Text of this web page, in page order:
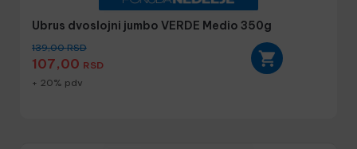
Ubrus dvoslojni jumbo VERDE Medio 350g
139,00RSD
107,00 RSD
+ 20% pdv